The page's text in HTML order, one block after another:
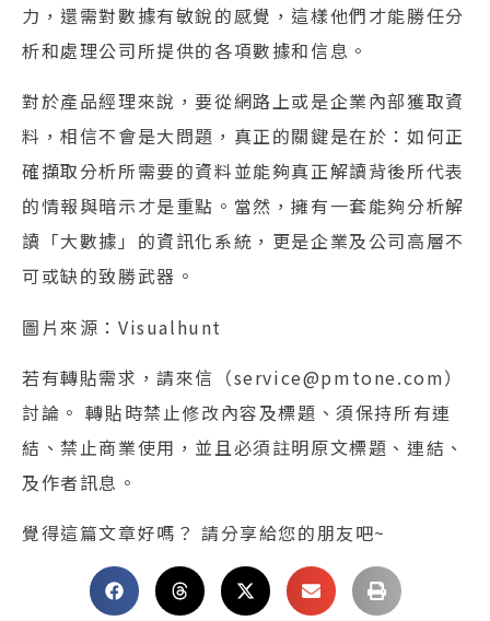
力，還需對數據有敏銳的感覺，這樣他們才能勝任分
析和處理公司所提供的各項數據和信息。
對於產品經理來說，要從網路上或是企業內部獲取資
料，相信不會是大問題，真正的關鍵是在於：如何正
確擷取分析所需要的資料並能夠真正解讀背後所代表
的情報與暗示才是重點。當然，擁有一套能夠分析解
讀「大數據」的資訊化系統，更是企業及公司高層不
可或缺的致勝武器。
圖片來源：Visualhunt
若有轉貼需求，請來信（service@pmtone.com）
討論。 轉貼時禁止修改內容及標題、須保持所有連
結、禁止商業使用，並且必須註明原文標題、連結、
及作者訊息。
覺得這篇文章好嗎？ 請分享給您的朋友吧~